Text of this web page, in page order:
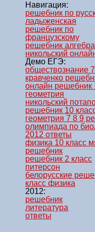
Навигация:
решебник по
ладыженская
решебник по
французскому
решебник алгебра
никольский
Демо ЕГЭ:
обществознание
кравченко
онлайн решебник
геометрия
никольский
решебник 10
геометрия 7 8 9
олимпиада по
2012 ответы
физика 10 класс
решебник
решебник 2 класс
питерсон
белорусские
класс физика
2012:
решебник
литература
ответы